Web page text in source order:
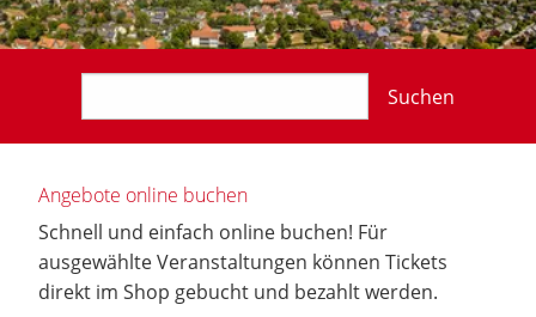
Suchen
Angebote online buchen
Schnell und einfach online buchen! Für
ausgewählte Veranstaltungen können Tickets
direkt im Shop gebucht und bezahlt werden.